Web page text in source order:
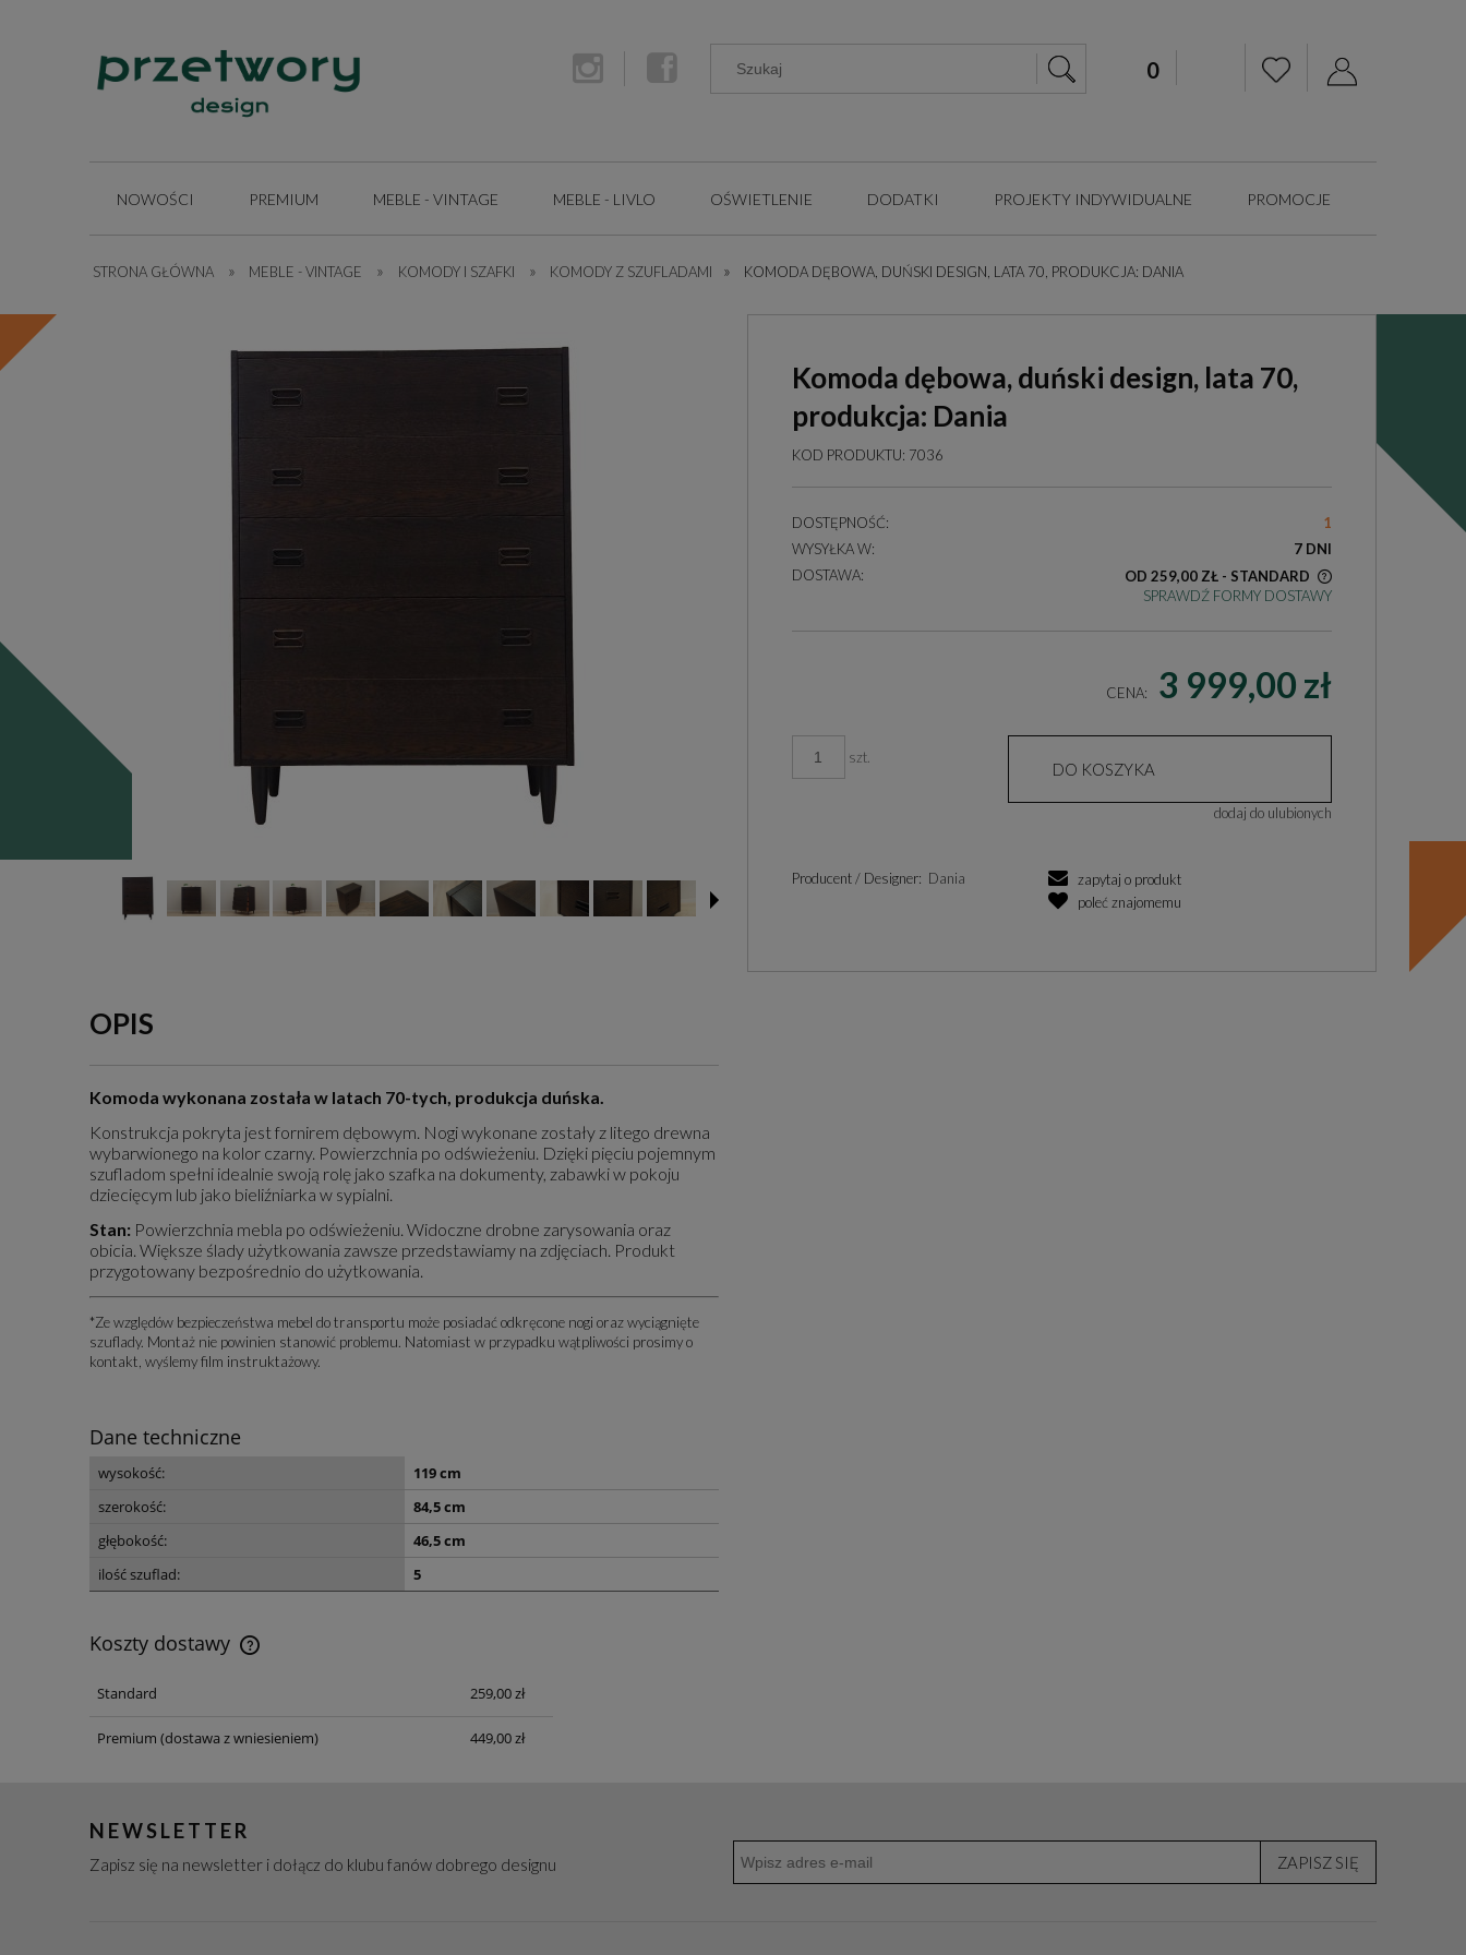
NOWOŚCI PREMIUM MEBLE - VINTAGE MEBLE - LIVLO OŚWIETLENIE DODATKI PROJEKTY INDYWIDUALNE PROMOCJE
INSPIRACJE
STRONA GŁÓWNA » MEBLE - VINTAGE » KOMODY I SZAFKI » KOMODY Z SZUFLADAMI » KOMODA DĘBOWA, DUŃSKI DESIGN, LATA 70, PRODUKCJA: DANIA
Komoda dębowa, duński design, lata 70,
produkcja: Dania
KOD PRODUKTU: 7036
DOSTĘPNOŚĆ:
1
WYSYŁKA W:
7 DNI
DOSTAWA:
OD 259,00 ZŁ - STANDARD
SPRAWDŹ FORMY DOSTAWY
CENA: 3 999,00 zł
szt.
DO KOSZYKA
dodaj do ulubionych
Producent / Designer: Dania
zapytaj o produkt
poleć znajomemu
OPIS
Komoda wykonana została w latach 70-tych, produkcja duńska.
Konstrukcja pokryta jest fornirem dębowym. Nogi wykonane zostały z litego drewna
wybarwionego na kolor czarny. Powierzchnia po odświeżeniu. Dzięki pięciu pojemnym
szufladom spełni idealnie swoją rolę jako szafka na dokumenty, zabawki w pokoju
dziecięcym lub jako bieliźniarka w sypialni.
Stan: Powierzchnia mebla po odświeżeniu. Widoczne drobne zarysowania oraz
obicia. Większe ślady użytkowania zawsze przedstawiamy na zdjęciach. Produkt
przygotowany bezpośrednio do użytkowania.
*Ze względów bezpieczeństwa mebel do transportu może posiadać odkręcone nogi oraz wyciągnięte
szuflady. Montaż nie powinien stanowić problemu. Natomiast w przypadku wątpliwości prosimy o
kontakt, wyślemy film instruktażowy.
Dane techniczne
wysokość:
119 cm
szerokość:
84,5 cm
głębokość:
46,5 cm
ilość szuflad:
5
Koszty dostawy
Koszt dostawy dotyczy przesyłek na
Standard 259,00 zł
Premium (dostawa z wniesieniem) 449,00 zł
NEWSLETTER
Zapisz się na newsletter i dołącz do klubu fanów dobrego designu ZAPISZ SIĘ